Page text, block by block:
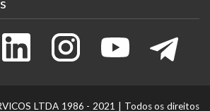
LinkedInInstagramYoutube
LTDA 1986 - 2021 | Todos os direitos